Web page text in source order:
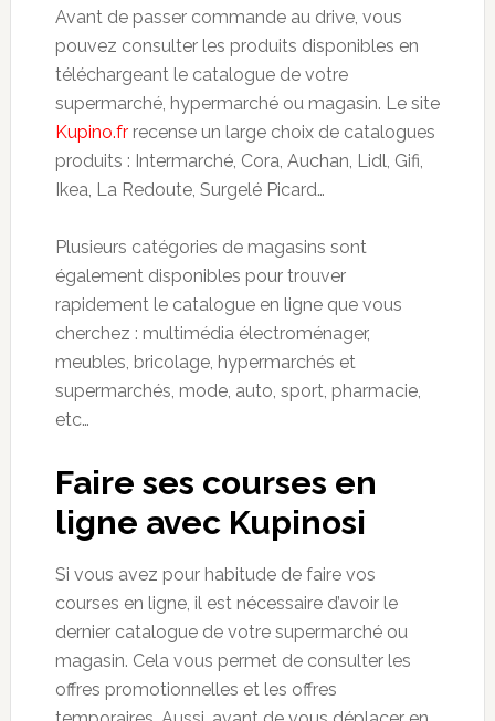
Avant de passer commande au drive, vous
pouvez consulter les produits disponibles en
téléchargeant le catalogue de votre
supermarché, hypermarché ou magasin. Le site
Kupino.frrecense un large choix de catalogues
produits : Intermarché, Cora, Auchan, Lidl, Gifi,
Ikea, La Redoute, Surgelé Picard…
Plusieurs catégories de magasins sont
également disponibles pour trouver
rapidement le catalogue en ligne que vous
cherchez : multimédia électroménager,
meubles, bricolage, hypermarchés et
supermarchés, mode, auto, sport, pharmacie,
etc…
Faire ses courses en
ligne avec Kupinosi
Si vous avez pour habitude de faire vos
courses en ligne, il est nécessaire d’avoir le
dernier catalogue de votre supermarché ou
magasin. Cela vous permet de consulter les
offres promotionnelles et les offres